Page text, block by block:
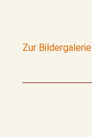
Zur Bildergalerie